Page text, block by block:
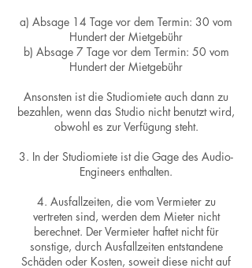
a) Absage 14 Tage vor dem Termin: 30 vom
Hundert der Mietgebühr
b) Absage 7 Tage vor dem Termin: 50 vom
Hundert der Mietgebühr
Ansonsten ist die Studiomiete auch dann zu
bezahlen, wenn das Studio nicht benutzt wird,
obwohl es zur Verfügung steht.
3. In der Studiomiete ist die Gage des Audio-
Engineers enthalten.
4. Ausfallzeiten, die vom Vermieter zu
vertreten sind, werden dem Mieter nicht
berechnet. Der Vermieter haftet nicht für
sonstige, durch Ausfallzeiten entstandene
Schäden oder Kosten, soweit diese nicht auf